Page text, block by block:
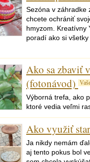
Sezóna v záhradke
chcete ochrániť
hmyzom. Kreatívny
poradí ako si
Ako sa zbaviť
(fotonávod)
Výborná trefa, ako
ktoré vedia veľmi
Ako využiť
Ja nikdy nemám
aj tento pokus bol